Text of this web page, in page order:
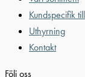
Kundspecifik
Uthyrning
Kontakt
Följ oss